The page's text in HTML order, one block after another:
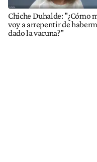
Chiche Duhalde: "¿Cómo
voy a arrepentir de
dado la vacuna?"